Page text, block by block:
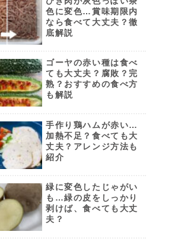
色に変色…賞味期限内
なら食べて大丈夫？徹
底解説
ゴーヤの赤い種は食べ
ても大丈夫？腐敗？完
熟？おすすめの食べ方
も解説
手作り鶏ハムが赤い…
加熱不足？食べても大
丈夫？アレンジ方法も
紹介
緑に変色したじゃがい
も…緑の皮をしっかり
剥けば、食べても大丈
夫？